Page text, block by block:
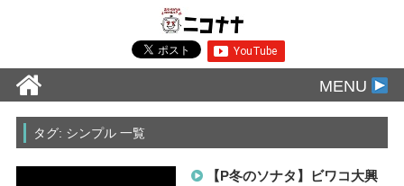
MENU
タグ: シンプル 一覧
【P冬のソナタ】ビワコ大興